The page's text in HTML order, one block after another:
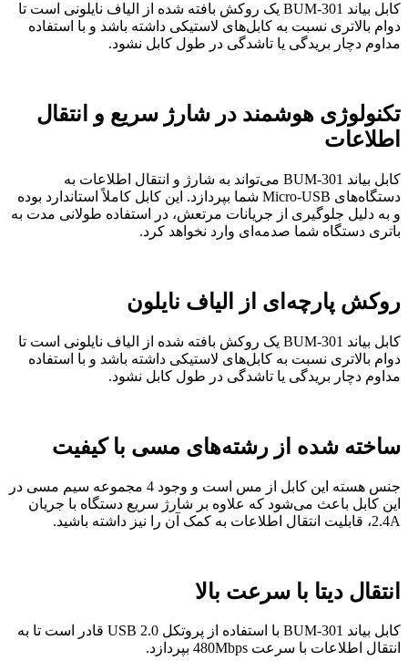
کابل بیاند BUM-301 یک روکش بافته شده از الیاف نایلونی است تا
دوام بالاتری نسبت به کابل‌های لاستیکی داشته باشد و با استفاده
مداوم دچار بریدگی یا تاشدگی در طول کابل نشود.
تکنولوژی هوشمند در شارژ سریع و انتقال
اطلاعات
کابل بیاند BUM-301 می‌تواند به شارژ و انتقال اطلاعات به
دستگاه‌های Micro-USB شما بپردازد. این کابل کاملاً استاندارد بوده
و به دلیل جلوگیری از جریانات مرتعش، در استفاده طولانی مدت به
باتری دستگاه شما صدمه‌ای وارد نخواهد کرد.
روکش پارچه‌ای از الیاف نایلون
کابل بیاند BUM-301 یک روکش بافته شده از الیاف نایلونی است تا
دوام بالاتری نسبت به کابل‌های لاستیکی داشته باشد و با استفاده
مداوم دچار بریدگی یا تاشدگی در طول کابل نشود.
ساخته شده از رشته‌های مسی با کیفیت
جنس هسته این کابل از مس است و وجود 4 مجموعه سیم مسی در
این کابل باعث می‌شود که علاوه بر شارژ سریع دستگاه با جریان
2.4A، قابلیت انتقال اطلاعات به کمک آن را نیز داشته باشید.
انتقال دیتا با سرعت بالا
کابل بیاند BUM-301 با استفاده از پروتکل USB 2.0 قادر است تا به
انتقال اطلاعات با سرعت 480Mbps بپردازد.